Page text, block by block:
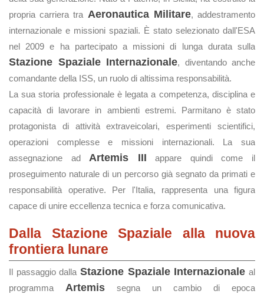
propria carriera tra Aeronautica Militare, addestramento
internazionale e missioni spaziali. È stato selezionato dall'ESA
nel 2009 e ha partecipato a missioni di lunga durata sulla
Stazione Spaziale Internazionale, diventando anche
comandante della ISS, un ruolo di altissima responsabilità.
La sua storia professionale è legata a competenza, disciplina e
capacità di lavorare in ambienti estremi. Parmitano è stato
protagonista di attività extraveicolari, esperimenti scientifici,
operazioni complesse e missioni internazionali. La sua
assegnazione ad Artemis III appare quindi come il
proseguimento naturale di un percorso già segnato da primati e
responsabilità operative. Per l'Italia, rappresenta una figura
capace di unire eccellenza tecnica e forza comunicativa.
Dalla Stazione Spaziale alla nuova
frontiera lunare
Il passaggio dalla Stazione Spaziale Internazionale al
programma Artemis segna un cambio di epoca